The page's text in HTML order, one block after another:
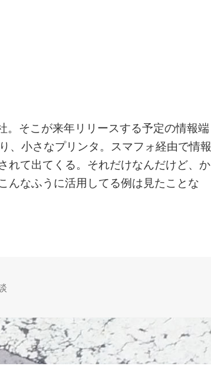
。そこが来年リリースする予定の情報端
、小さなプリンタ。スマフォ経由で情報
れて出てくる。それだけなんだけど、か
んなふうに活用してる例は見たことな